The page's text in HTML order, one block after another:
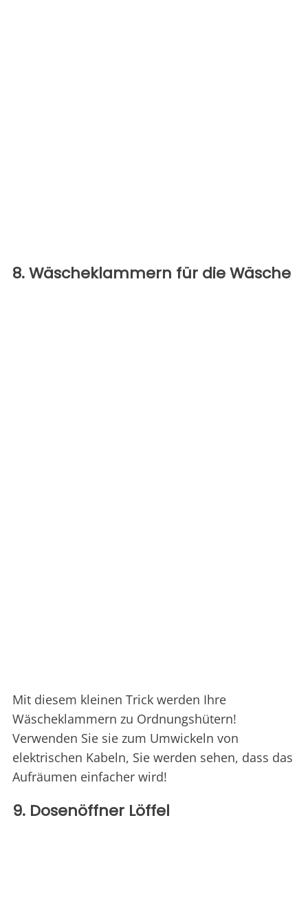
8. Wäscheklammern für die Wäsche
Mit diesem kleinen Trick werden Ihre
Wäscheklammern zu Ordnungshütern!
Verwenden Sie sie zum Umwickeln von
elektrischen Kabeln, Sie werden sehen, dass das
Aufräumen einfacher wird!
9. Dosenöffner Löffel